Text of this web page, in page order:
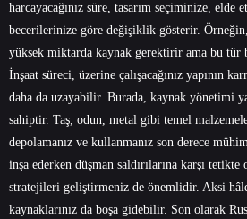
harcayacağınız süre, tasarım seçiminize,
becerilerinize göre değişiklik gösterir.
yüksek miktarda kaynak gerektirir ama bu tür
İnşaat süreci, üzerine çalışacağınız yapının
daha da uzayabilir. Burada, kaynak yönetimi
sahiptir. Taş, odun, metal gibi temel
depolamanız ve kullanmanız son derece
inşa ederken düşman saldırılarına karşı
stratejileri geliştirmeniz de önemlidir. Aksi
kaynaklarınız da boşa gidebilir. Son olarak